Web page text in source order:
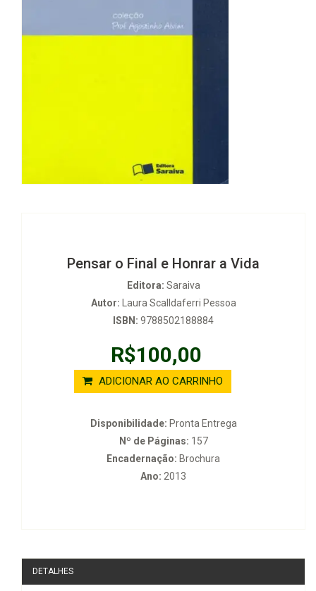
Pensar o Final e Honrar a Vida
Editora: Saraiva
Autor: Laura Scalldaferri Pessoa
ISBN: 9788502188884
R$100,00
ADICIONAR AO CARRINHO
Disponibilidade: Pronta Entrega
Nº de Páginas: 157
Encadernação: Brochura
Ano: 2013
DETALHES